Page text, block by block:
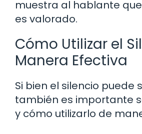
muestra al hablante
es valorado.
Cómo Utilizar el
Manera Efectiva
Si bien el silencio puede
también es importante
y cómo utilizarlo de